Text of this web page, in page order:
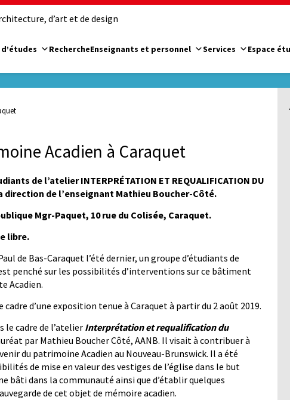
d’art et de design
RechercheEnseignants et personnel Services Espace
Acadien à Caraquet
de l’atelier INTERPRÉTATION ET REQUALIFICATION DU
direction de l’enseignant Mathieu Boucher-Côté.
Mgr-Paquet, 10 rue du Colisée, Caraquet.
libre.
de Bas-Caraquet l’été dernier, un groupe d’étudiants de
penché sur les possibilités d’interventions sur ce bâtiment
Acadien.
d’une exposition tenue à Caraquet à partir du 2 août 2019.
le cadre de l’atelier Interprétation et requalification du
par Mathieu Boucher Côté, AANB. Il visait à contribuer à
du patrimoine Acadien au Nouveau-Brunswick. Il a été
de mise en valeur des vestiges de l’église dans le but
bâti dans la communauté ainsi que d’établir quelques
de cet objet de mémoire acadien.